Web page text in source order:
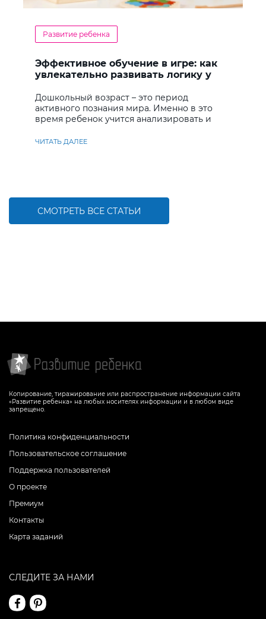
Развитие ребенка
Эффективное обучение в игре: как
увлекательно развивать логику у
Дошкольный возраст – это период
активного познания мира. Именно в это
время ребенок учится анализировать и
ЧИТАТЬ ДАЛЕЕ
СМОТРЕТЬ ВСЕ СТАТЬИ
Копирование, тиражирование или распространение информации сайта
«Развитие ребенка» на любых носителях информации и в любом виде
запрещено.
Политика конфиденциальности
Пользовательское соглашение
Поддержка пользователей
О проекте
Премиум
Контакты
Карта заданий
СЛЕДИТЕ ЗА НАМИ